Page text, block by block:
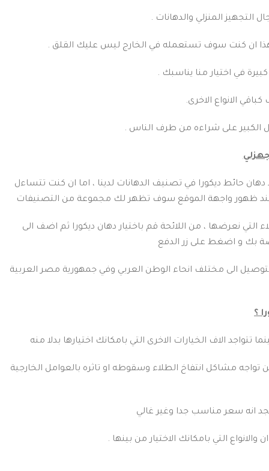
التجهيز المنزلي والدهانات .
ان كنت سوف تستعمله في الخارج ليس عليك القلق .
في اختيار منا يناسبك .
الانواع الاخرى.
الكبير على شراءه من طرف الناس .
حائط ديكورا في تصنيف الدهانات لدينا ، اما ان كنت تتساءل
ظهور واجهة الموقع سوف تظهر لك مجموعة من التصنيفات
نعرضها ، من اللائحة قم باختيار دهان ديكورا ثم اضف الى
بك و اضغط على زر الدفع
الى مختلف انحاء الوطن العربي وفي جمهورية مصر العربية
؟
الاف الخيارات الاخرى التي بامكانك اختيارها بدلا منه
تواجه مشاكل انتفاخ الطلاء وسقوطه او تاثره بالعوامل الخارجية
انه سعر مناسب جدا وغير غالي
التي بامكانك الاختيار من بينها .